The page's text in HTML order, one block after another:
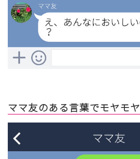
ママ友のある言葉でモヤモヤ